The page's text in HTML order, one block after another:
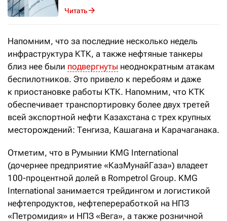
Читать
Напомним, что за последние несколько недель
инфраструктура КТК, а также нефтяные танкеры
близ нее были подвергнуты неоднократным атакам
беспилотников. Это привело к перебоям и даже
к приостановке работы КТК. Напомним, что КТК
обеспечивает транспортировку более двух третей
всей экспортной нефти Казахстана с трех крупных
месторождений: Тенгиза, Кашагана и Карачаганака.
Отметим, что в Румынии KMG International
(дочернее предприятие «КазМунайГаза») владеет
100-процентной долей в Rompetrol Group. KMG
International занимается трейдингом и логистикой
нефтепродуктов, нефтепереработкой на НПЗ
«Петромидия» и НПЗ «Вега», а также розничной